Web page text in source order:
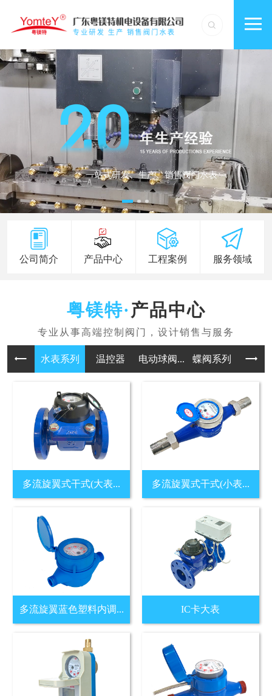
公司简介 产品中心 工程案例 服务领域
产品中心
水表系列 温控器 电动球阀... 蝶阀系列
多流旋翼式干式(大表... 多流旋翼式干式(小表...
多流旋翼蓝色塑料内调... IC卡大表